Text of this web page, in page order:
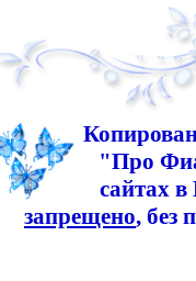
"Про
сайтах
запрещено, без